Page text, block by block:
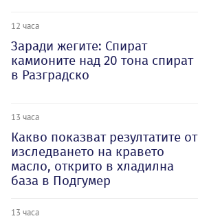
12 часа
Заради жегите: Спират
камионите над 20 тона спират
в Разградско
13 часа
Какво показват резултатите от
изследването на кравето
масло, открито в хладилна
база в Подгумер
13 часа